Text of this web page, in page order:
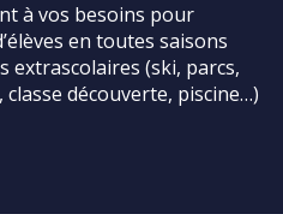
à vos besoins pour
en toutes saisons
extrascolaires (ski, parcs,
découverte, piscine…)